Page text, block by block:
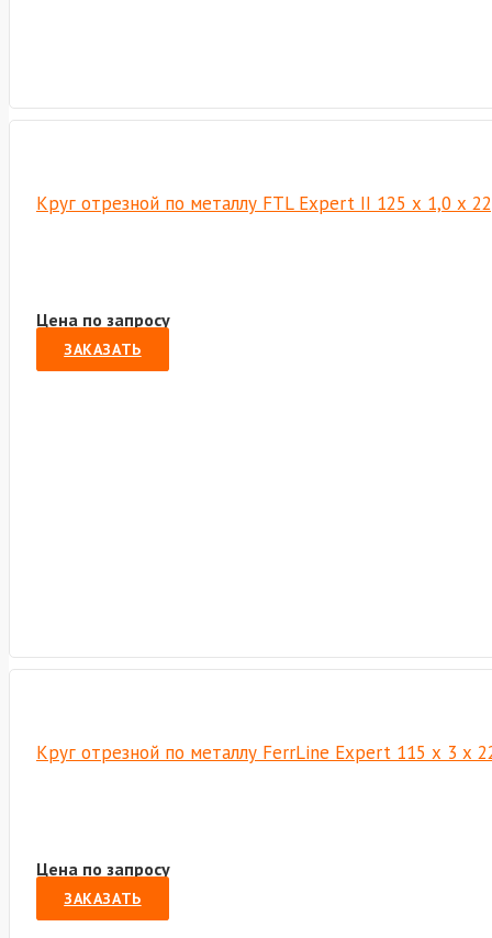
Круг отрезной по металлу FTL Expert II 125 х 1,0 х
Цена по запросу
ЗАКАЗАТЬ
Круг отрезной по металлу FerrLine Expert 115 х 3 х
Цена по запросу
ЗАКАЗАТЬ